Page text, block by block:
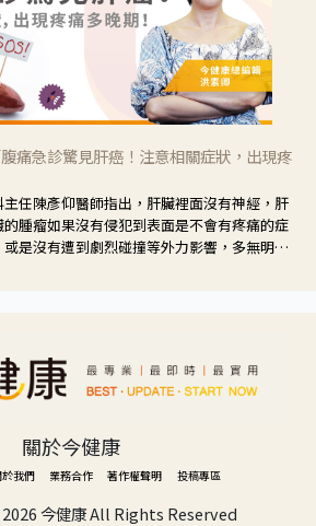
腹痛急診驚見肝癌！注意相關症狀，出現疼
任陳彥仰醫師指出，肝臟裡面沒有神經，肝
腫瘤如果沒有侵犯到表面是不會有疼痛的症
是沒有遭到劇烈碰撞等外力影響，多無明顯
關於今健康
我們 業務合作 著作權聲明 投稿專區
2026 今健康 All Rights Reserved